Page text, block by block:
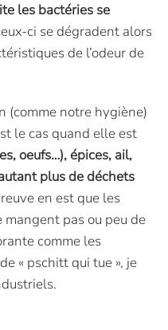
les bactéries se
ci se dégradent alors
de l’odeur de
(comme notre hygiène)
le cas quand elle est
oeufs…), épices, ail,
plus de déchets
en est que les
mangent pas ou peu de
comme les
« pschitt qui tue », je